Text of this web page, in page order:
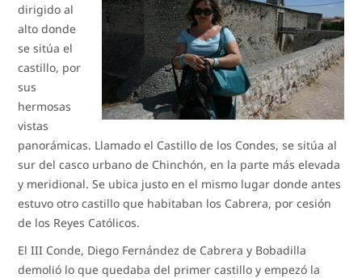
dirigido al
alto donde
se sitúa el
castillo, por
sus
hermosas
vistas
panorámicas. Llamado el Castillo de los Condes, se sitúa al
sur del casco urbano de Chinchón, en la parte más elevada
y meridional. Se ubica justo en el mismo lugar donde antes
estuvo otro castillo que habitaban los Cabrera, por cesión
de los Reyes Católicos.
El III Conde, Diego Fernández de Cabrera y Bobadilla
demolió lo que quedaba del primer castillo y empezó la